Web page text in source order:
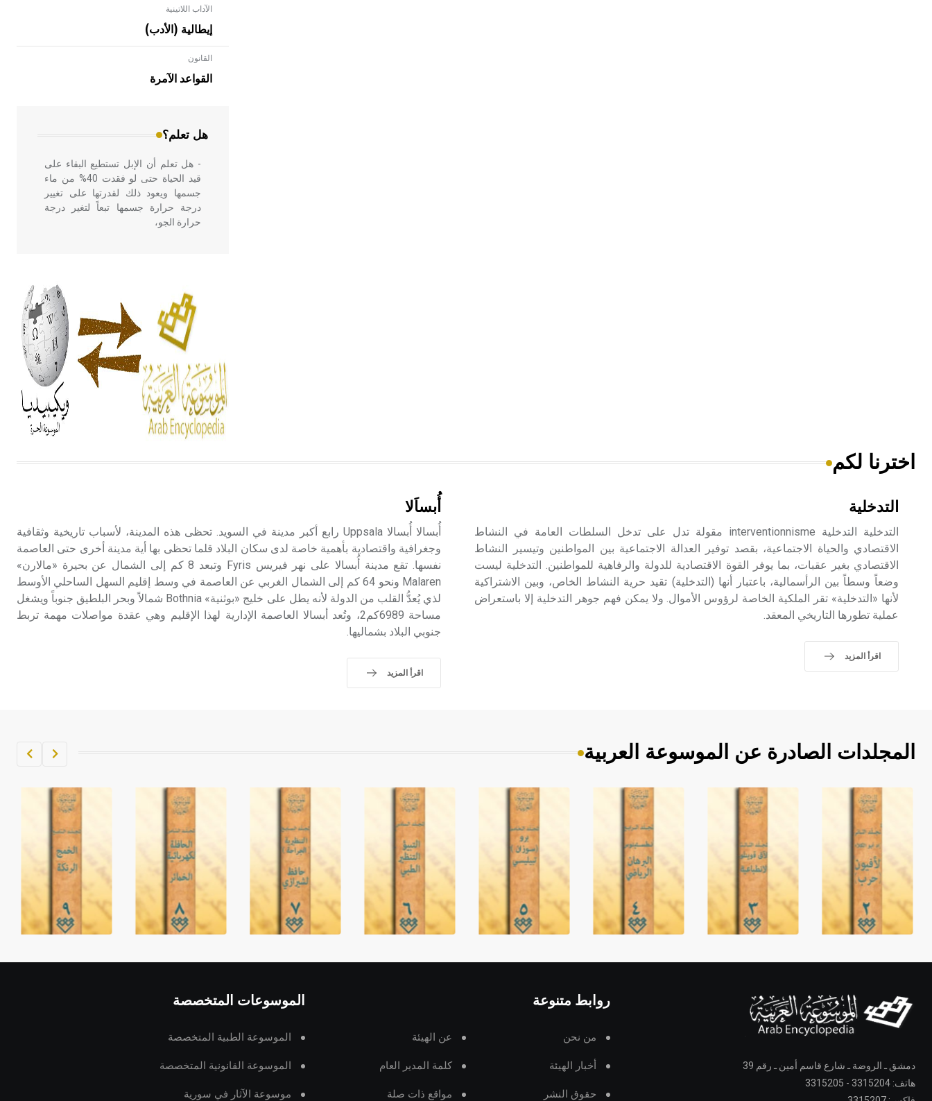
الآداب اللاتينية
إيطالية (الأدب)
القانون
القواعد الآمرة
هل تعلم؟
- هل تعلم أن الأبلق نوع من الفنون
الهندسية التي ارتبطت بالعمارة الإسلامية
في بلاد الشام ومصر خاصة، حيث يحرص
- هل تعلم أن الإبل تستطيع البقاء على
قيد الحياة حتى لو فقدت 40% من ماء
جسمها ويعود ذلك لقدرتها على تغيير
درجة حرارة جسمها تبعاً لتغير درجة
حرارة الجو،
أربعة مؤلفات هي: الحكم، الأدلة، تنظيم
التغذية، ورسالته في جروح الرأس.
ويعود له الفضل بأنه حرر الطب من
الدين والفلسفة.
- هل تعلم أن المرجان إفراز حيواني
يتكون في البحر ويتركب من مادة
كربونات الكلسيوم، وهو أحمر أو شديد
الحمرة وهو أجود أنواعه، ويمتاز بكبر
الحجم ويسمى الش
الإنكليزية أب
- هل تعلم أن أبجر Abgar اسم معروف
جيداً يعود إلى عدد من الملوك الذين
حكموا مدينة إديسا (الرها) من أبجر الأول
وحتى التاسع، وهم ينتسبون إلى أسرة
اخترنا لكم
التدخلية
التدخلية التدخلية interventionnisme مقولة تدل على تدخل السلطات العامة في النشاط
الاقتصادي والحياة الاجتماعية، بقصد توفير العدالة الاجتماعية بين المواطنين وتيسير النشاط
الاقتصادي بغير عقبات، بما يوفر القوة الاقتصادية للدولة والرفاهية للمواطنين. التدخلية ليست
وضعاً وسطاً بين الرأسمالية، باعتبار أنها (التدخلية) تقيد حرية النشاط الخاص، وبين الاشتراكية
لأنها «التدخلية» تقر الملكية الخاصة لرؤوس الأموال. ولا يمكن فهم جوهر التدخلية إلا باستعراض
عملية تطورها التاريخي المعقد.
اقرأ المزيد
أُبساَلا
أُبسالا أُبسالا Uppsala رابع أكبر مدينة في السويد. تحظى هذه المدينة، لأسباب تاريخية وثقافية
وجغرافية واقتصادية بأهمية خاصة لدى سكان البلاد قلما تحظى بها أية مدينة أخرى حتى العاصمة
نفسها. تقع مدينة أُبسالا على نهر فيريس Fyris وتبعد 8 كم إلى الشمال عن بحيرة «مالارن»
Malaren ونحو 64 كم إلى الشمال الغربي عن العاصمة في وسط إقليم السهل الساحلي الأوسط
لذي يُعدُّ القلب من الدولة لأنه يطل على خليج «بوثنية» Bothnia شمالاً وبحر البلطيق جنوباً ويشغل
مساحة 6989كم2، وتُعد أبسالا العاصمة الإدارية لهذا الإقليم وهي عقدة مواصلات مهمة تربط
جنوبي البلاد بشماليها.
اقرأ المزيد
المجلدات الصادرة عن الموسوعة العربية
دمشق ـ الروضة ـ شارع قاسم أمين ـ رقم 39
هاتف: 3315204 - 3315205
روابط متنوعة
من نحن عن الهيئة
أخبار الهيئة كلمة المدير العام
حقوق النشر مواقع ذات صلة
الموسوعات المتخصصة
الموسوعة الطبية المتخصصة
الموسوعة القانونية المتخصصة
موسوعة الآثار في سورية